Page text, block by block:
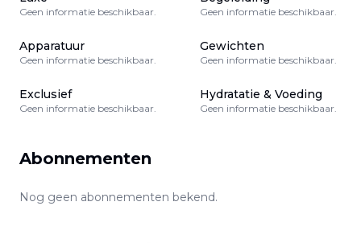
Geen informatie beschikbaar. Geen informatie beschikbaar.
Apparatuur
Geen informatie beschikbaar.
Gewichten
Geen informatie beschikbaar.
Exclusief
Geen informatie beschikbaar.
Hydratatie & Voeding
Geen informatie beschikbaar.
Abonnementen
Nog geen abonnementen bekend.